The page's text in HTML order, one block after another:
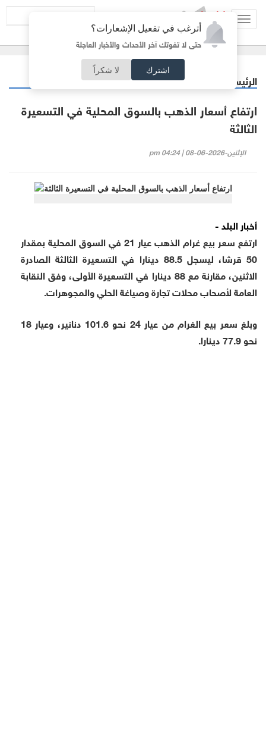
أترغب في تفعيل الإشعارات؟
حتى لا تفوتك آخر الأحداث والأخبار العاجلة
اشترك لا شكراً
الرئيسية
ارتفاع أسعار الذهب بالسوق المحلية في التسعيرة
الثالثة
الإثنين-2026-06-08 | 04:24 pm
أخبار البلد -
ارتفع سعر بيع غرام الذهب عيار 21 في السوق المحلية بمقدار
50 قرشا، ليسجل 88.5 دينارا في التسعيرة الثالثة الصادرة
الاثنين، مقارنة مع 88 دينارا في التسعيرة الأولى، وفق النقابة
العامة لأصحاب محلات تجارة وصياغة الحلي والمجوهرات.
وبلغ سعر بيع الغرام من عيار 24 نحو 101.6 دنانير، وعيار 18
نحو 77.9 دينارا.